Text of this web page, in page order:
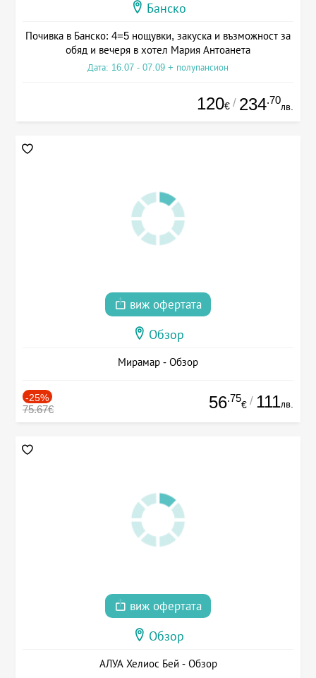
Банско
Почивка в Банско: 4=5 нощувки, закуска и възможност за
обяд и вечеря в хотел Мария Антоанета
Дата: 16.07 - 07.09 + полупансион
120€ / 234.70
лв.
виж офертата
Обзор
Мирамар - Обзор
-25%
75.67€ 56.75
€ / 111лв.
виж офертата
Обзор
АЛУА Хелиос Бей - Обзор